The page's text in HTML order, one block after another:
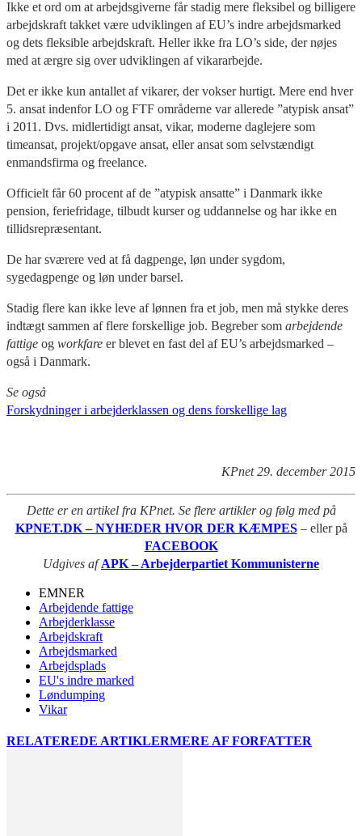
Ikke et ord om at arbejdsgiverne får stadig mere fleksibel og billigere
arbejdskraft takket være udviklingen af EU’s indre arbejdsmarked
og dets fleksible arbejdskraft. Heller ikke fra LO’s side, der nøjes
med at ærgre sig over udviklingen af vikararbejde.
Det er ikke kun antallet af vikarer, der vokser hurtigt. Mere end hver
5. ansat indenfor LO og FTF områderne var allerede ”atypisk ansat”
i 2011. Dvs. midlertidigt ansat, vikar, moderne daglejere som
timeansat, projekt/opgave ansat, eller ansat som selvstændigt
enmandsfirma og freelance.
Officielt får 60 procent af de ”atypisk ansatte” i Danmark ikke
pension, feriefridage, tilbudt kurser og uddannelse og har ikke en
tillidsrepræsentant.
De har sværere ved at få dagpenge, løn under sygdom,
sygedagpenge og løn under barsel.
Stadig flere kan ikke leve af lønnen fra et job, men må stykke deres
indtægt sammen af flere forskellige job. Begreber som arbejdende
fattige og workfare er blevet en fast del af EU’s arbejdsmarked –
også i Danmark.
Se også
Forskydninger i arbejderklassen og dens forskellige lag
KPnet 29. december 2015
Dette er en artikel fra KPnet. Se flere artikler og følg med på
KPNET.DK – NYHEDER HVOR DER KÆMPES – eller på
FACEBOOK
Udgives afAPK – Arbejderpartiet Kommunisterne
EMNER
Arbejdende fattige
Arbejderklasse
Arbejdskraft
Arbejdsmarked
Arbejdsplads
EU's indre marked
Løndumping
Vikar
RELATEREDE ARTIKLERMERE AF FORFATTER